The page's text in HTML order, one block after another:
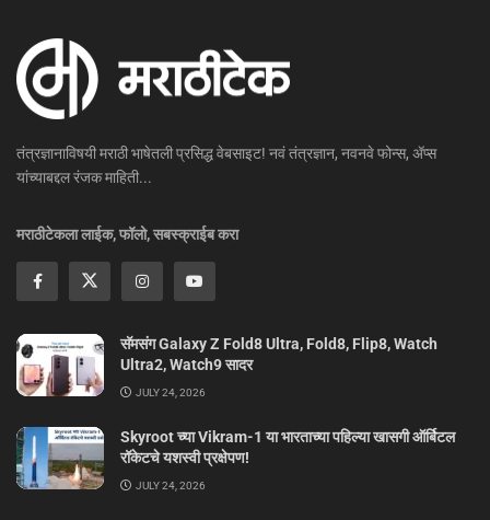
तंत्रज्ञानाविषयी मराठी भाषेतली प्रसिद्ध वेबसाइट! नवं तंत्रज्ञान, नवनवे फोन्स, ॲप्स
यांच्याबद्दल रंजक माहिती...
मराठीटेकला लाईक, फॉलो, सबस्क्राईब करा
सॅमसंग Galaxy Z Fold8 Ultra, Fold8, Flip8, Watch
Ultra2, Watch9 सादर
JULY 24, 2026
Skyroot च्या Vikram-1 या भारताच्या पहिल्या खासगी ऑर्बिटल
रॉकेटचे यशस्वी प्रक्षेपण!
JULY 24, 2026